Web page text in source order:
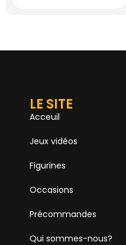
LE SITE
Acceuil
Jeux vidéos
Figurines
Occasions
Précommandes
Qui sommes-nous?